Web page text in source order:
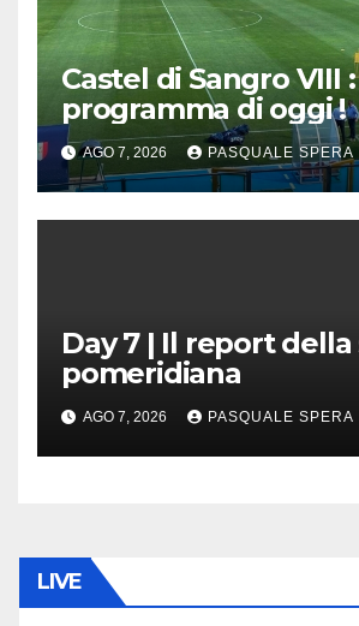
Castel di Sangro VIII
programma di oggi !
AGO 7, 2026 PASQUALE SPERA
Day 7 | Il report
pomeridiana
AGO 7, 2026 PASQUALE SPERA
LIVE